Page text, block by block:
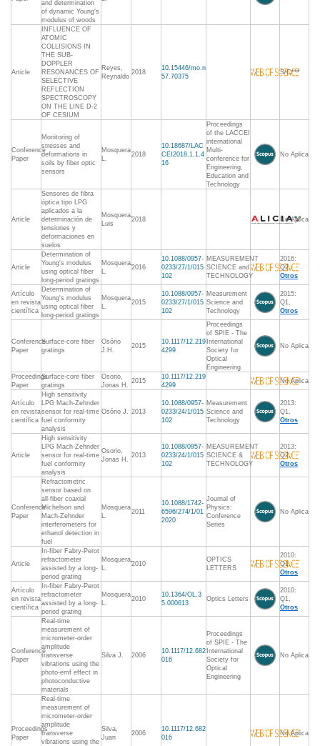
and determination
of dynamic Young's
modulus of woods
Article
INFLUENCE OF
ATOMIC
COLLISIONS IN
THE SUB-
DOPPLER
RESONANCES OF
SELECTIVE
REFLECTION
SPECTROSCOPY
ON THE LINE D-2
OF CESIUM
Reyes,
Reynaldo
2018
10.15446/mo.n
57.70375
S/C***
Conference
Paper
Monitoring of
stresses and
deformations in
soils by fiber optic
sensors
Mosquera
L.
2018
10.18687/LAC
CEI2018.1.1.4
16
Proceedings
of the LACCEI
international
Multi-
conference for
Engineering,
Education and
Technology
No Aplica
Article
Sensores de fibra
óptica tipo LPG
aplicados a la
determinación de
tensiones y
deformaciones en
suelos
Mosquera,
Luis
2018 No Aplica
Article
Determination of
Young's modulus
using optical fiber
long-period gratings
Mosquera,
L.
2016
10.1088/0957-
0233/27/1/015
102
MEASUREMENT
SCIENCE and
TECHNOLOGY
2016:
Q2,
Otros
Artículo
en revista
científica
Determination of
Young's modulus
using optical fiber
long-period gratings
Mosquera
L.
2015
10.1088/0957-
0233/27/1/015
102
Measurement
Science and
Technology
2015:
Q1,
Otros
Conference
Paper
Surface-core fiber
gratings
Osório
J.H.
2015
10.1117/12.219
4299
Proceedings
of SPIE - The
International
Society for
Optical
Engineering
No Aplica
Proceedings
Paper
Surface-core fiber
gratings
Osorio,
Jonas H.
2015
10.1117/12.219
4299
No Aplica
Artículo
en revista
científica
High sensitivity
LPG Mach-Zehnder
sensor for real-time
fuel conformity
analysis
Osório J. 2013
10.1088/0957-
0233/24/1/015
102
Measurement
Science and
Technology
2013:
Q1,
Otros
Article
High sensitivity
LPG Mach-Zehnder
sensor for real-time
fuel conformity
analysis
Osorio,
Jonas H.
2013
10.1088/0957-
0233/24/1/015
102
MEASUREMENT
SCIENCE &
TECHNOLOGY
2013:
Q2,
Otros
Conference
Paper
Refractometric
sensor based on
all-fiber coaxial
Michelson and
Mach-Zehnder
interferometers for
ethanol detection in
fuel
Mosquera
L.
2011
10.1088/1742-
6596/274/1/01
2020
Journal of
Physics:
Conference
Series
No Aplica
Article
In-fiber Fabry-Perot
refractometer
assisted by a long-
period grating
Mosquera,
L.
2010
OPTICS
LETTERS
2010:
Q1,
Otros
Artículo
en revista
científica
In-fiber Fabry-Perot
refractometer
assisted by a long-
period grating
Mosquera
L.
2010
10.1364/OL.3
5.000613
Optics Letters
2010:
Q1,
Otros
Conference
Paper
Real-time
measurement of
micrometer-order
amplitude
transverse
vibrations using the
photo-emf effect in
photoconductive
materials
Silva J. 2006
10.1117/12.682
016
Proceedings
of SPIE - The
International
Society for
Optical
Engineering
No Aplica
Proceedings
Paper
Real-time
measurement of
micrometer-order
amplitude
transverse
vibrations using the
Silva,
Juan
2006
10.1117/12.682
016
No Aplica